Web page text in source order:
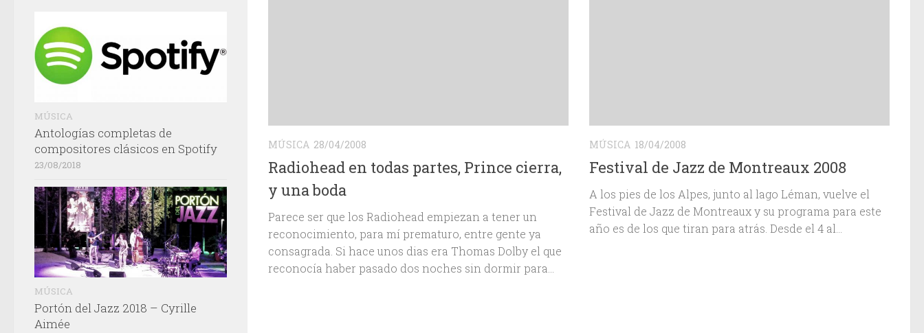
MÚSICA 28/04/2008
Radiohead en todas partes, Prince cierra,
y una boda
Parece ser que los Radiohead empiezan a tener un
reconocimiento, para mí prematuro, entre gente ya
consagrada. Si hace unos dias era Thomas Dolby el que
reconocía haber pasado dos noches sin dormir para...
MÚSICA 18/04/2008
Festival de Jazz de Montreaux 2008
A los pies de los Alpes, junto al lago Léman, vuelve el
Festival de Jazz de Montreaux y su programa para este
año es de los que tiran para atrás. Desde el 4 al...
MÚSICA
Antologías completas de
compositores clásicos en Spotify
23/08/2018
MÚSICA
Portón del Jazz 2018 – Cyrille
Aimée